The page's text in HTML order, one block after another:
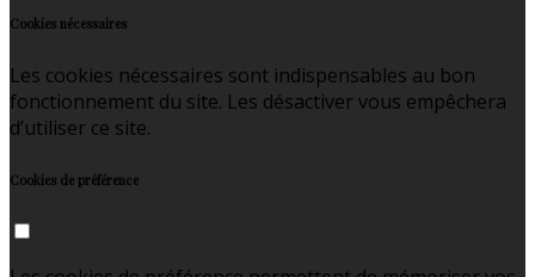
Cookies nécessaires
Les cookies nécessaires sont indispensables au bon
fonctionnement du site. Les désactiver vous empêchera
d’utiliser ce site.
Cookies de préférence